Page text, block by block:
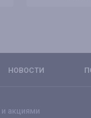
НОВОСТИ
акциями